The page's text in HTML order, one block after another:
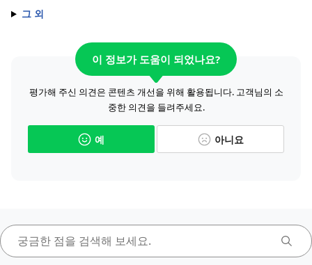
그 외
이 정보가 도움이 되었나요?
평가해 주신 의견은 콘텐츠 개선을 위해 활용됩니다. 고객님의 소
중한 의견을 들려주세요.
예 아니요